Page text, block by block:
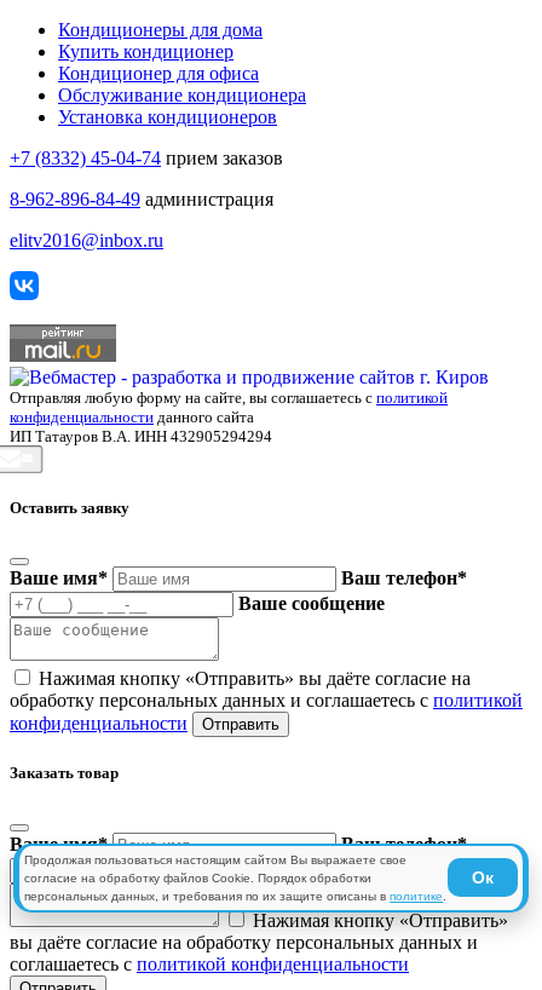
Кондиционеры для дома
Купить кондиционер
Кондиционер для офиса
Обслуживание кондиционера
Установка кондиционеров
+7 (8332) 45-04-74 прием заказов
8-962-896-84-49 администрация
elitv2016@inbox.ru
Отправляя любую форму на сайте, вы соглашаетесь с политикой
конфиденциальности данного сайта
ИП Татауров В.А. ИНН 432905294294
Оставить заявку
Ваше имя* Ваш телефон*
Ваше сообщение
Нажимая кнопку «Отправить» вы даёте согласие на
обработку персональных данных и соглашаетесь с политикой
конфиденциальности
Заказать товар
Ваше имя* Ваш телефон*
Ваше сообщение
Нажимая кнопку «Отправить»
вы даёте согласие на обработку персональных данных и
соглашаетесь с политикой конфиденциальности
Продолжая пользоваться настоящим сайтом Вы выражаете свое
согласие на обработку файлов Cookie. Порядок обработки
персональных данных, и требования по их защите описаны вполитике
Ок